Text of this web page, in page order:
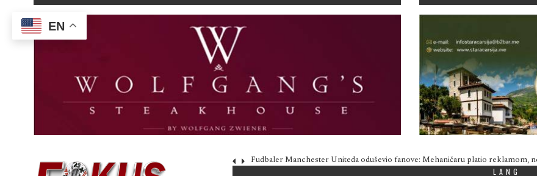
Fudbaler Manchester Uniteda oduševio fanove: Mehaničaru platio reklamom,
LANG
EN